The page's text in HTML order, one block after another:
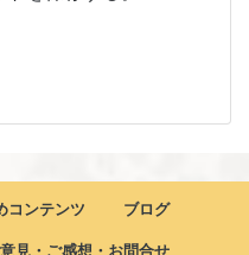
コンテンツ ブログ
見・ご感想・お問合せ